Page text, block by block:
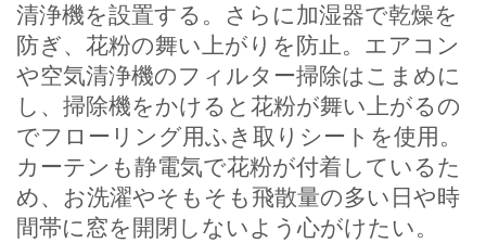
清浄機を設置する。さらに加湿器で乾燥を
防ぎ、花粉の舞い上がりを防止。エアコン
や空気清浄機のフィルター掃除はこまめに
し、掃除機をかけると花粉が舞い上がるの
でフローリング用ふき取りシートを使用。
カーテンも静電気で花粉が付着しているた
め、お洗濯やそもそも飛散量の多い日や時
間帯に窓を開閉しないよう心がけたい。